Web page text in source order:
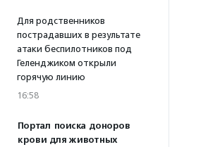
Для родственников
пострадавших в результате
атаки беспилотников под
Геленджиком открыли
горячую линию
16:58
Портал поиска доноров
крови для животных